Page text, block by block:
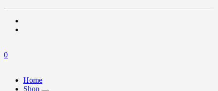
0
Home
Shop